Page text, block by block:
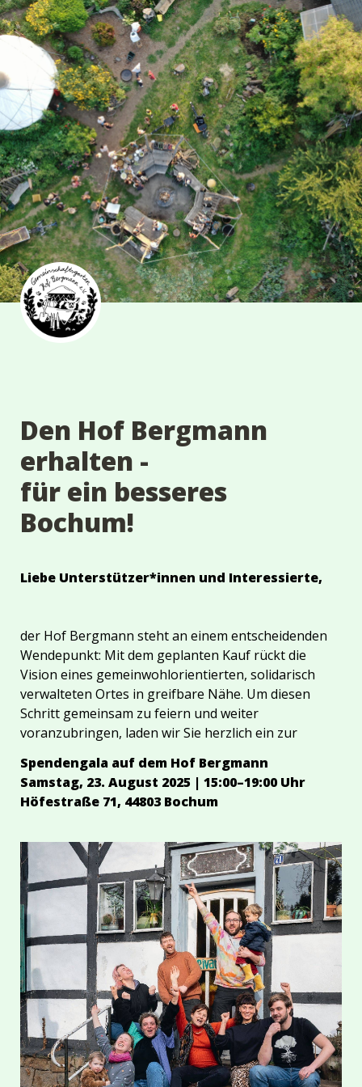
Den Hof Bergmann
erhalten -
für ein besseres
Liebe Unterstützer*innen und Interessierte,
der Hof Bergmann steht an einem entscheidenden
Wendepunkt: Mit dem geplanten Kauf rückt die
Vision eines gemeinwohlorientierten, solidarisch
verwalteten Ortes in greifbare Nähe. Um diesen
Schritt gemeinsam zu feiern und weiter
voranzubringen, laden wir Sie herzlich ein zur
Spendengala auf dem Hof Bergmann
Samstag, 23. August 2025 | 15:00–19:00 Uhr
Höfestraße 71, 44803 Bochum